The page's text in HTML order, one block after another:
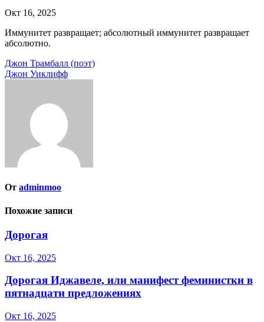
Окт 16, 2025
Иммунитет развращает; абсолютный иммунитет развращает
абсолютно.
Навигация
по
Джон Трамбалл (поэт)
Джон Уиклифф
От adminmoo
Похожие записи
Дорогая
Окт 16, 2025
Дорогая Иджавеле, или манифест феминистки в
пятнадцати предложениях
Окт 16, 2025